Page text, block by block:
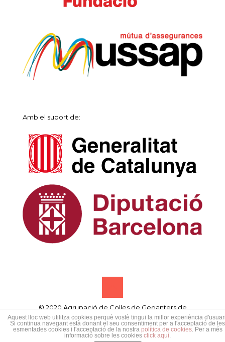
Amb el suport de:
© 2020 Agrupació de Colles de Geganters de
Catalunya • Designed bySamsó publicitat creativa
Aquest lloc web utilitza cookies perquè vostè tingui la millor experiència
Si continua navegant està donant el seu consentiment per a l'acceptació de les
esmentades cookies i l'acceptació de la nostra política de cookies. Per a més
informació sobre les cookies click aquí.